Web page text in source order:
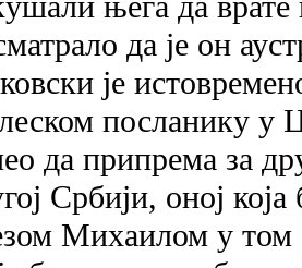
да је он
је
посланику у
да припрема за
Србији, оној
Михаилом у том